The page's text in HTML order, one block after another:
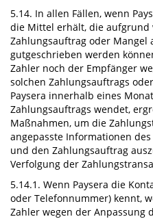
5.14. In allen Fällen, wenn
die Mittel erhält, die aufgrund
Zahlungsauftrag oder
gutgeschrieben werden
Zahler noch der Empfänger
solchen Zahlungsauftrags
Paysera innerhalb eines
Zahlungsauftrags wendet,
Maßnahmen, um die
angepasste Informationen
und den Zahlungsauftrag
Verfolgung der
5.14.1. Wenn Paysera die
oder Telefonnummer) kennt,
Zahler wegen der Anpassung